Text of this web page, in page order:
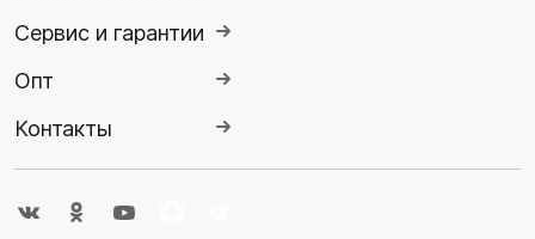
Сервис и гарантии
Опт
Контакты